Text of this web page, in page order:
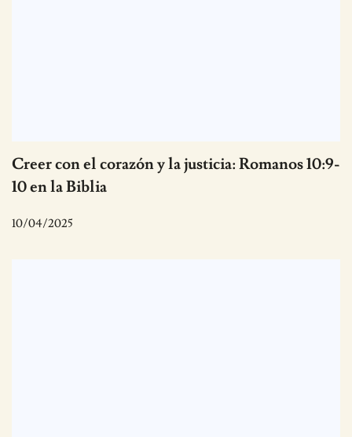
Creer con el corazón y la justicia: Romanos 10:9-
10 en la Biblia
10/04/2025